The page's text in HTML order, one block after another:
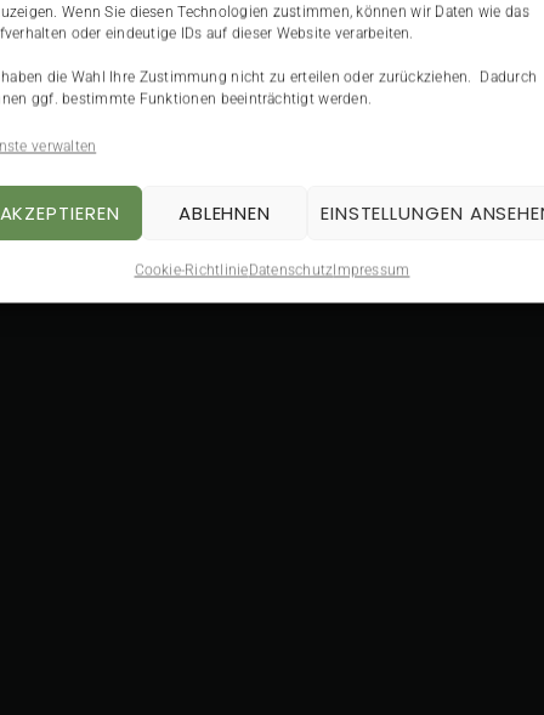
Wenn Sie diesen Technologien zustimmen, können wir Daten wie das
oder eindeutige IDs auf dieser Website verarbeiten.
haben die Wahl Ihre Zustimmung nicht zu erteilen oder zurückziehen. Dadurch
ggf. bestimmte Funktionen beeinträchtigt werden.
verwalten
AKZEPTIEREN ABLEHNEN EINSTELLUNGEN
Cookie-RichtlinieDatenschutzImpressum